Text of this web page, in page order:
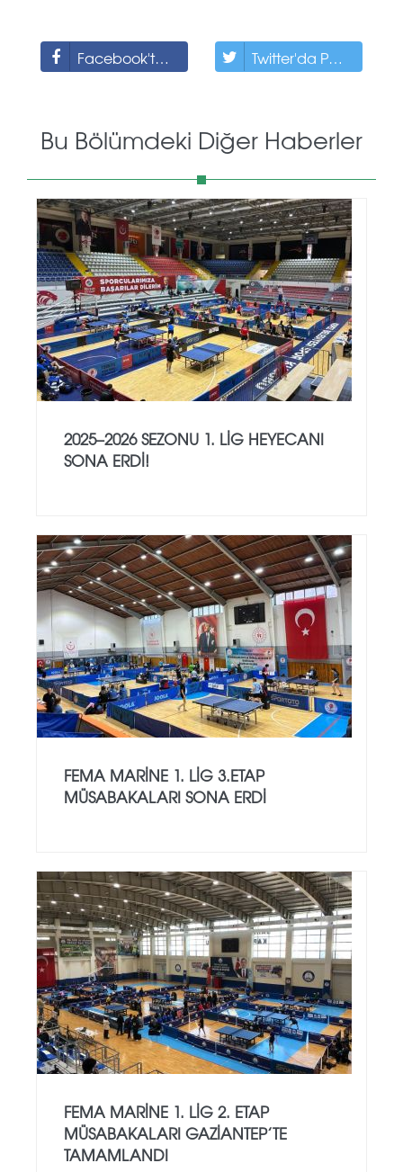
Facebook'ta Paylaş Twitter'da Paylaş
Bu Bölümdeki Diğer Haberler
2025–2026 SEZONU 1. LIG HEYECANI
SONA ERDI!
FEMA MARİNE 1. LİG 3.ETAP
MÜSABAKALARI SONA ERDİ
FEMA MARINE 1. LIG 2. ETAP
MÜSABAKALARI GAZIANTEP’TE
TAMAMLANDI